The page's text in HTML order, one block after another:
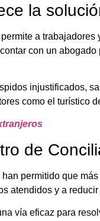
la
a
con un
injustificados,
como el turístico
de
permitido que
atendidos y a
vía eficaz para